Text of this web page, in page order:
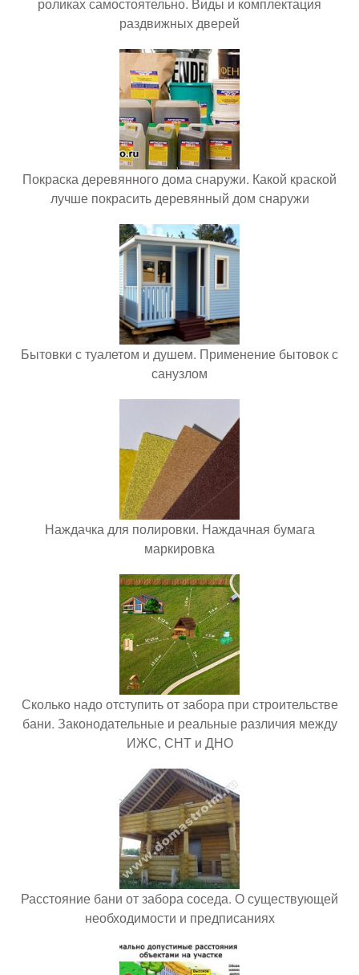
раздвижных дверей
Покраска деревянного дома снаружи. Какой краской
лучше покрасить деревянный дом снаружи
Бытовки с туалетом и душем. Применение бытовок с
санузлом
Наждачка для полировки. Наждачная бумага
маркировка
Сколько надо отступить от забора при строительстве
бани. Законодательные и реальные различия между
ИЖС, СНТ и ДНО
Расстояние бани от забора соседа. О существующей
необходимости и предписаниях